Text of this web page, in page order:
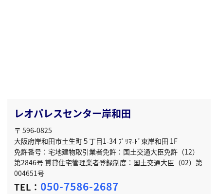
レオパレスセンター岸和田
〒 596-0825
大阪府岸和田市土生町５丁目1-34 ﾌﾟﾘﾏ-ﾄﾞ東岸和田 1F
免許番号：宅地建物取引業者免許：国土交通大臣免許（12）
第2846号 賃貸住宅管理業者登録制度：国土交通大臣（02）第
004651号
TEL： 050-7586-2687